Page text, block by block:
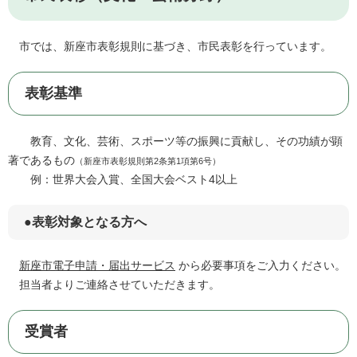
市では、新座市表彰規則に基づき、市民表彰を行っています。
表彰基準
教育、文化、芸術、スポーツ等の振興に貢献し、その功績が顕
著であるもの （新座市表彰規則第2条第1項第6号）
例：世界大会入賞、全国大会ベスト4以上
●表彰対象となる方へ
新座市電子申請・届出サービス から必要事項をご入力ください。
担当者よりご連絡させていただきます。
受賞者